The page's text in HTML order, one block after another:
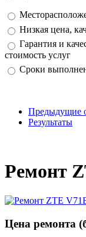
Варианты
Низкая цена,
Гарантия и
стоимость услуг
Сроки
Предыдущие
Результаты
Ремонт
Цена ремонта